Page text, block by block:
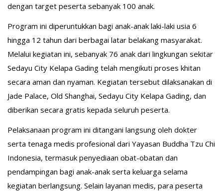
dengan target peserta sebanyak 100 anak.
Program ini diperuntukkan bagi anak-anak laki-laki usia 6
hingga 12 tahun dari berbagai latar belakang masyarakat.
Melalui kegiatan ini, sebanyak 76 anak dari lingkungan sekitar
Sedayu City Kelapa Gading telah mengikuti proses khitan
secara aman dan nyaman. Kegiatan tersebut dilaksanakan di
Jade Palace, Old Shanghai, Sedayu City Kelapa Gading, dan
diberikan secara gratis kepada seluruh peserta.
Pelaksanaan program ini ditangani langsung oleh dokter
serta tenaga medis profesional dari Yayasan Buddha Tzu Chi
Indonesia, termasuk penyediaan obat-obatan dan
pendampingan bagi anak-anak serta keluarga selama
kegiatan berlangsung. Selain layanan medis, para peserta